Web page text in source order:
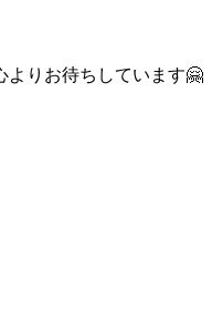
よりお待ちしています🤗